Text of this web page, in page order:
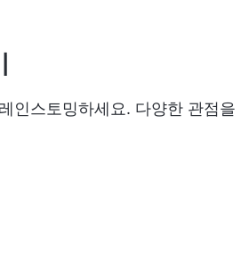
인스토밍하세요. 다양한 관점을